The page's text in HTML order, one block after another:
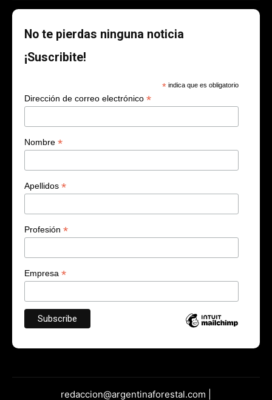
No te pierdas ninguna noticia
¡Suscribite!
* indica que es obligatorio
Dirección de correo electrónico *
Nombre *
Apellidos *
Profesión *
Empresa *
redaccion@argentinaforestal.com |